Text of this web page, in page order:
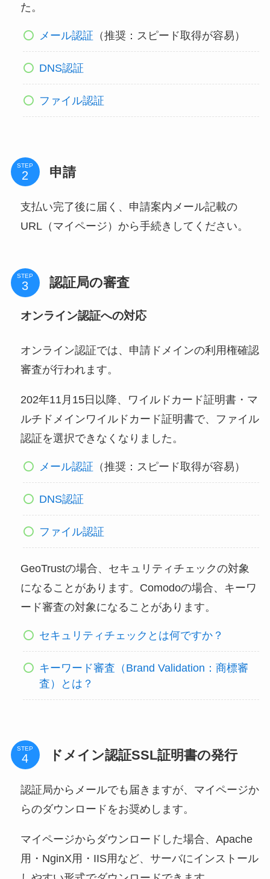
た。
メール認証 （推奨：スピード取得が容易）
DNS認証
ファイル認証
STEP 申請
支払い完了後に届く、申請案内メール記載の
URL（マイページ）から手続きしてください。
STEP 認証局の審査
オンライン認証への対応
オンライン認証では、申請ドメインの利用権確認
審査が行われます。
202年11月15日以降、ワイルドカード証明書・マ
ルチドメインワイルドカード証明書で、ファイル
認証を選択できなくなりました。
メール認証 （推奨：スピード取得が容易）
DNS認証
ファイル認証
GeoTrustの場合、セキュリティチェックの対象
になることがあります。Comodoの場合、キーワ
ード審査の対象になることがあります。
セキュリティチェックとは何ですか？
キーワード審査（Brand Validation：商標審
査）とは？
STEP ドメイン認証SSL証明書の発行
認証局からメールでも届きますが、マイページか
らのダウンロードをお奨めします。
マイページからダウンロードした場合、Apache
用・NginX用・IIS用など、サーバにインストール